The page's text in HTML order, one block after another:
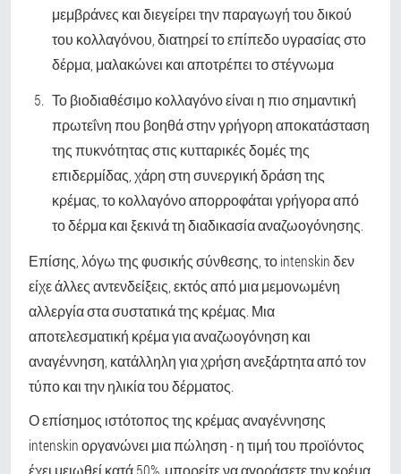
μεμβράνες και διεγείρει την παραγωγή του δικού
του κολλαγόνου, διατηρεί το επίπεδο υγρασίας στο
δέρμα, μαλακώνει και αποτρέπει το στέγνωμα
Το βιοδιαθέσιμο κολλαγόνο είναι η πιο σημαντική
πρωτεΐνη που βοηθά στην γρήγορη αποκατάσταση
της πυκνότητας στις κυτταρικές δομές της
επιδερμίδας, χάρη στη συνεργική δράση της
κρέμας, το κολλαγόνο απορροφάται γρήγορα από
το δέρμα και ξεκινά τη διαδικασία αναζωογόνησης.
Επίσης, λόγω της φυσικής σύνθεσης, το intenskin δεν
είχε άλλες αντενδείξεις, εκτός από μια μεμονωμένη
αλλεργία στα συστατικά της κρέμας. Μια
αποτελεσματική κρέμα για αναζωογόνηση και
αναγέννηση, κατάλληλη για χρήση ανεξάρτητα από τον
τύπο και την ηλικία του δέρματος.
Ο επίσημος ιστότοπος της κρέμας αναγέννησης
intenskin οργανώνει μια πώληση - η τιμή του προϊόντος
έχει μειωθεί κατά 50%, μπορείτε να αγοράσετε την κρέμα